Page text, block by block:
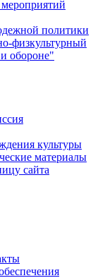
политики
физкультурный
обороне"
культуры
материалы
сайта